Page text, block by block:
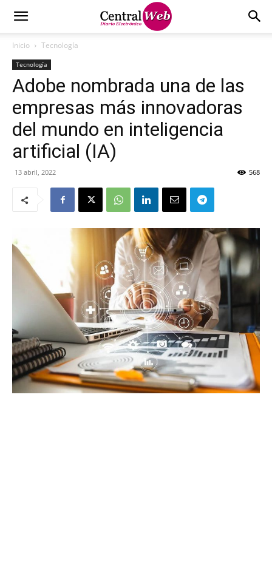
Inicio Tecnología
Tecnología
Adobe nombrada una de las
empresas más innovadoras
del mundo en inteligencia
artificial (IA)
13 abril, 2022 568